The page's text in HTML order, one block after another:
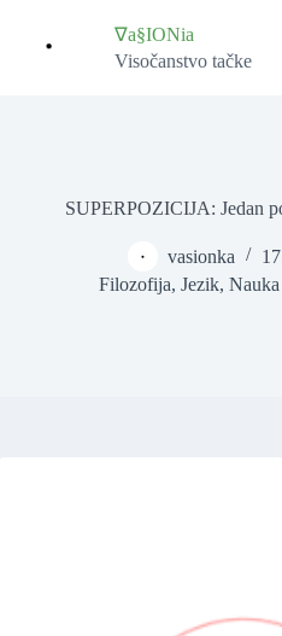
content
∇a§IONia
Visočanstvo tačke
SUPERPOZICIJA: Jedan
vasionka
Filozofija,Jezik,Nauka